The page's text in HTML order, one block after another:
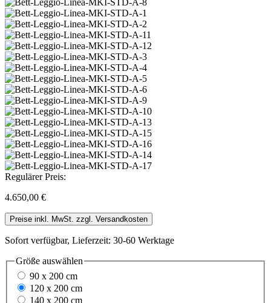
Regulärer Preis:
4.650,00 €
Preise inkl. MwSt. zzgl. Versandkosten
Sofort verfügbar, Lieferzeit: 30-60 Werktage
Größe auswählen
90 x 200 cm
120 x 200 cm
140 x 200 cm